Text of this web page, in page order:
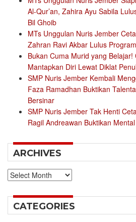
Al-Qur’an, Zahira Ayu Sabila
Bil Ghoib
MTs Unggulan Nuris Jember
Zahran Ravi Akbar Lulus
Bukan Cuma Murid yang
Mantapkan Diri Lewat Diklat
SMP Nuris Jember Kembali
Faza Ramadhan Buktikan
Bersinar
SMP Nuris Jember Tak Henti
Ragil Andreawan Buktikan
ARCHIVES
Archives
CATEGORIES